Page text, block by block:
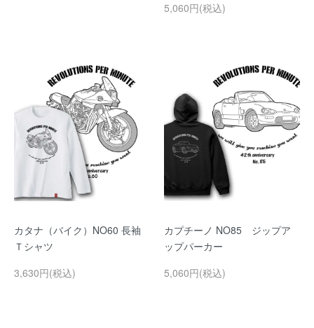
5,060円(税込)
カタナ（バイク）NO60 長袖
Ｔシャツ
3,630円(税込)
カプチーノ NO85 ジップア
ップパーカー
5,060円(税込)